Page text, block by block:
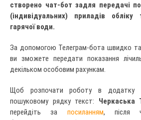
створено чат-бот задля передачі
(індивідуальних) приладів обліку
гарячої води.
За допомогою Телеграм-бота швидко
ви зможете передати показання
декільком особовим рахункам.
Щоб розпочати роботу в додатку
пошуковому рядку текст: Черкаська
перейдіть за посиланням, після